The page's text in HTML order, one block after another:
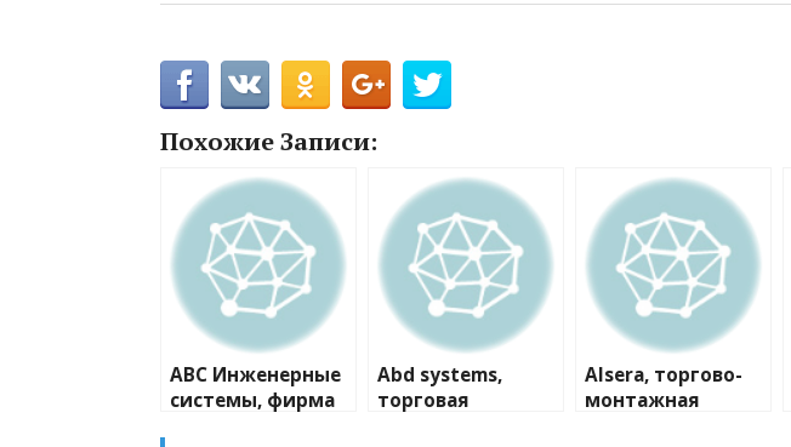
Похожие Записи:
ABC Инженерные
системы, фирма
Abd systems,
торговая
Alsera, торгово-
монтажная